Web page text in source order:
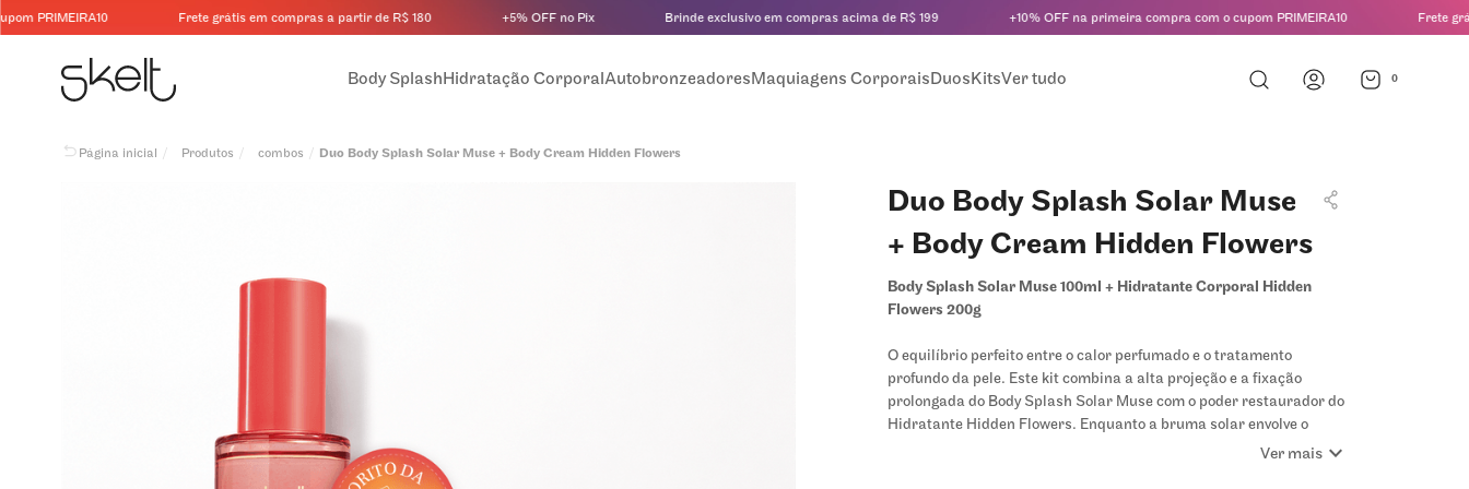
Frete grátis em compras a partir de R$ 180 +5% OFF no Pix Brinde exclusivo em compras acima de R$ 199 +10% OFF na primeira compra com o cupom PRIMEIRA10 Frete grátis
Body Splash Hidratação CorporalAutobronzeadoresMaquiagens Corporais Duos KitsVer tudo 0
Procurar produtosProdutos combos Duo Body Splash Solar Muse + Body Cream Hidden Flowers
Duo Body Splash Solar Muse
+ Body Cream Hidden Flowers
Body Splash Solar Muse 100ml + Hidratante Corporal Hidden
Flowers 200g
O equilíbrio perfeito entre o calor perfumado e o tratamento
profundo da pele. Este kit combina a alta projeção e a fixação
prolongada do Body Splash Solar Muse com o poder restaurador do
Hidratante Hidden Flowers. Enquanto a bruma solar envolve o
corpo em uma aura magnética e sofisticada, o creme de textura
Ver mais expand_more